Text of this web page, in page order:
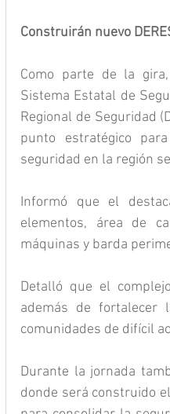
Construirán nuevo
Como parte de la
Sistema Estatal de
Regional de Seguridad
punto estratégico
seguridad en la región
Informó que el
elementos, área de
máquinas y barda
Detalló que el
además de fortalecer
comunidades de difícil
Durante la jornada
donde será construido